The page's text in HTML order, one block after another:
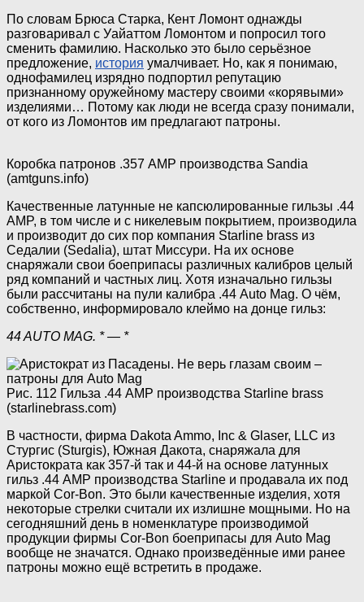
По словам Брюса Старка, Кент Ломонт однажды
разговаривал с Уайаттом Ломонтом и попросил того
сменить фамилию. Насколько это было серьёзное
предложение, история умалчивает. Но, как я понимаю,
однофамилец изрядно подпортил репутацию
признанному оружейному мастеру своими «корявыми»
изделиями… Потому как люди не всегда сразу понимали,
от кого из Ломонтов им предлагают патроны.
Коробка патронов .357 AMP производства Sandia
(amtguns.info)
Качественные латунные не капсюлированные гильзы .44
AMP, в том числе и с никелевым покрытием, производила
и производит до сих пор компания Starline brass из
Седалии (Sedalia), штат Миссури. На их основе
снаряжали свои боеприпасы различных калибров целый
ряд компаний и частных лиц. Хотя изначально гильзы
были рассчитаны на пули калибра .44 Auto Mag. О чём,
собственно, информировало клеймо на донце гильз:
44 AUTO MAG. * — *
Рис. 112 Гильза .44 AMP производства Starline brass
(starlinebrass.com)
В частности, фирма Dakota Ammo, Inc & Glaser, LLC из
Стургис (Sturgis), Южная Дакота, снаряжала для
Аристократа как 357-й так и 44-й на основе латунных
гильз .44 AMP производства Starline и продавала их под
маркой Cor-Bon. Это были качественные изделия, хотя
некоторые стрелки считали их излишне мощными. Но на
сегодняшний день в номенклатуре производимой
продукции фирмы Cor-Bon боеприпасы для Auto Mag
вообще не значатся. Однако произведённые ими ранее
патроны можно ещё встретить в продаже.